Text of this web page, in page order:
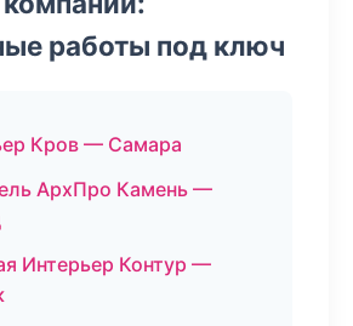
работы под ключ
Кров — Самара
АрхПро Камень —
Интерьер Контур —